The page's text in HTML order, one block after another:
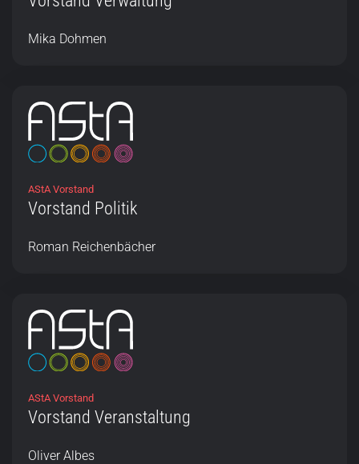
Mika Dohmen
AStA Vorstand
Vorstand Politik
Roman Reichenbächer
AStA Vorstand
Vorstand Veranstaltung
Oliver Albes